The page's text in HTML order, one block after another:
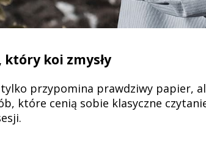
koi zmysły
przypomina prawdziwy papier,
które cenią sobie klasyczne